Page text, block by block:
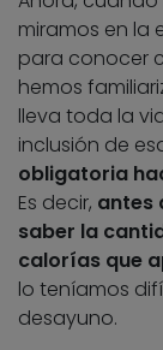
miramos en la
para conocer
hemos
lleva toda la
inclusión de
obligatoria
Es decir, antes
saber la
calorías que
lo teníamos
desayuno.